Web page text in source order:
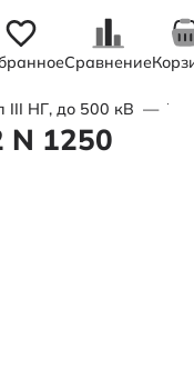
Сравнение
НГ, до 500 кВ —
N 1250